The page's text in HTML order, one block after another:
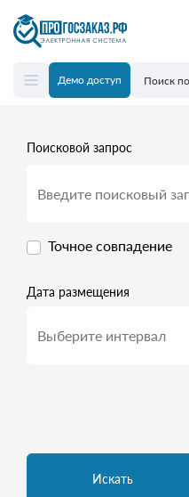
Демо доступ
Поисковой запрос
Точное совпадение
Дата размещения
Искать